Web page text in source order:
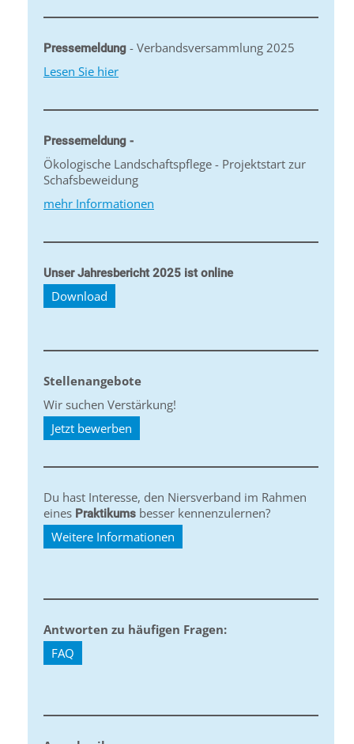
Pressemeldung - Verbandsversammlung 2025
Lesen Sie hier
Pressemeldung -
Ökologische Landschaftspflege - Projektstart zur
Schafsbeweidung
mehr Informationen
Unser Jahresbericht 2025 ist online
Download
Stellenangebote
Wir suchen Verstärkung!
Jetzt bewerben
Du hast Interesse, den Niersverband im Rahmen
eines Praktikums besser kennenzulernen?
Weitere Informationen
Antworten zu häufigen Fragen:
FAQ